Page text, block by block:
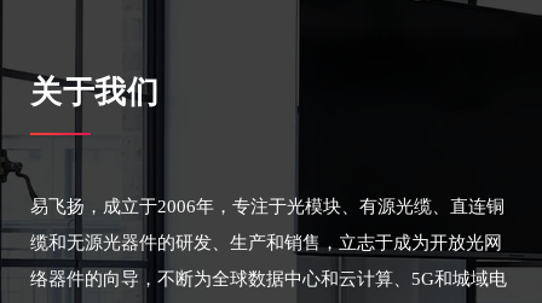
关于我们
易飞扬，成立于2006年，专注于光模块、有源光缆、直连铜
缆和无源光器件的研发、生产和销售，立志于成为开放光网
络器件的向导，不断为全球数据中心和云计算、5G和城域电